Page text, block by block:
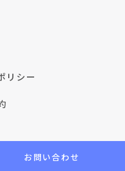
リシー
お問い合わせ